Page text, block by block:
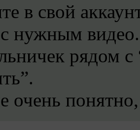
в свой
нужным
рядом
очень